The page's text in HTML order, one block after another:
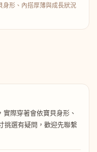
形、內搭厚薄與成長狀況
實際穿著會依寶貝身形、
挑選有疑問，歡迎先聯繫